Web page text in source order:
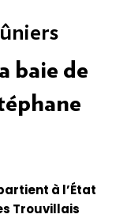
baie de
à l’État
Trouvillais